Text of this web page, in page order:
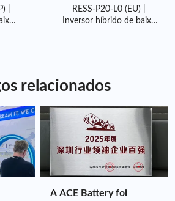
|
RESS-P20-L0 (EU) |
Inversor híbrido de baixa
relacionados
A ACE Battery foi